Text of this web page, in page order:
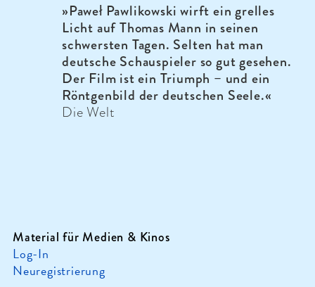
»Paweł Pawlikowski wirft ein grelles
Licht auf Thomas Mann in seinen
schwersten Tagen. Selten hat man
deutsche Schauspieler so gut gesehen.
Der Film ist ein Triumph – und ein
Röntgenbild der deutschen Seele.«
Die Welt
Material für Medien & Kinos
Log-In
Neuregistrierung